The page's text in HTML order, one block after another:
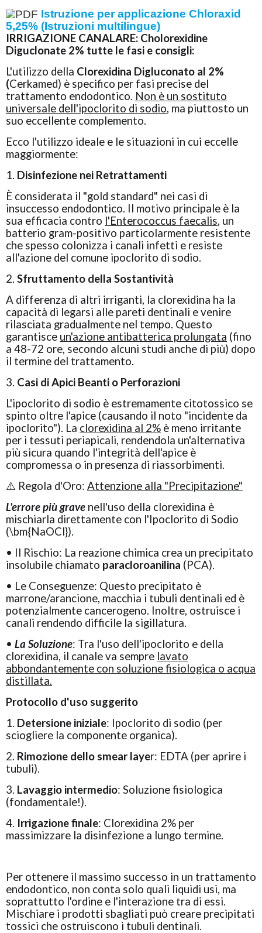
Istruzione per applicazione Chloraxid
5,25% (Istruzioni multilingue)
IRRIGAZIONE CANALARE: Cholorexidine
Diguclonate 2% tutte le fasi e consigli:
L'utilizzo della Clorexidina Digluconato al 2%
(Cerkamed) è specifico per fasi precise del
trattamento endodontico. Non è un sostituto
universale dell'ipoclorito di sodio, ma piuttosto un
suo eccellente complemento.
Ecco l'utilizzo ideale e le situazioni in cui eccelle
maggiormente:
1. Disinfezione nei Retrattamenti
È considerata il "gold standard" nei casi di
insuccesso endodontico. Il motivo principale è la
sua efficacia contro l'Enterococcus faecalis, un
batterio gram-positivo particolarmente resistente
che spesso colonizza i canali infetti e resiste
all'azione del comune ipoclorito di sodio.
2. Sfruttamento della Sostantività
A differenza di altri irriganti, la clorexidina ha la
capacità di legarsi alle pareti dentinali e venire
rilasciata gradualmente nel tempo. Questo
garantisce un'azione antibatterica prolungata (fino
a 48-72 ore, secondo alcuni studi anche di più) dopo
il termine del trattamento.
3. Casi di Apici Beanti o Perforazioni
L'ipoclorito di sodio è estremamente citotossico se
spinto oltre l'apice (causando il noto "incidente da
ipoclorito"). La clorexidina al 2% è meno irritante
per i tessuti periapicali, rendendola un'alternativa
più sicura quando l'integrità dell'apice è
compromessa o in presenza di riassorbimenti.
⚠️ Regola d'Oro: Attenzione alla "Precipitazione"
L'errore più grave nell'uso della clorexidina è
mischiarla direttamente con l'Ipoclorito di Sodio
(\bm{NaOCl}).
• Il Rischio: La reazione chimica crea un precipitato
insolubile chiamato paracloroanilina (PCA).
• Le Conseguenze: Questo precipitato è
marrone/arancione, macchia i tubuli dentinali ed è
potenzialmente cancerogeno. Inoltre, ostruisce i
canali rendendo difficile la sigillatura.
• La Soluzione: Tra l'uso dell'ipoclorito e della
clorexidina, il canale va sempre lavato
abbondantemente con soluzione fisiologica o acqua
distillata.
Protocollo d'uso suggerito
1. Detersione iniziale: Ipoclorito di sodio (per
sciogliere la componente organica).
2. Rimozione dello smear layer: EDTA (per aprire i
tubuli).
3. Lavaggio intermedio: Soluzione fisiologica
(fondamentale!).
4. Irrigazione finale: Clorexidina 2% per
massimizzare la disinfezione a lungo termine.
Per ottenere il massimo successo in un trattamento
endodontico, non conta solo quali liquidi usi, ma
soprattutto l'ordine e l'interazione tra di essi.
Mischiare i prodotti sbagliati può creare precipitati
tossici che ostruiscono i tubuli dentinali.